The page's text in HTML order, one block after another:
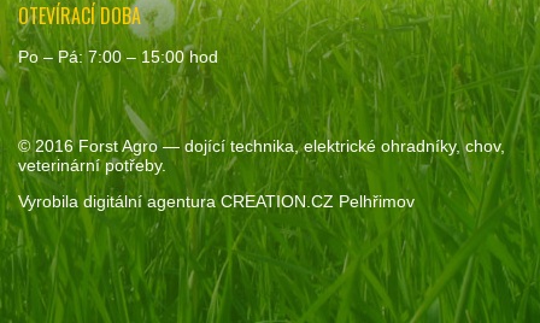
OTEVÍRACÍ DOBA
Po – Pá: 7:00 – 15:00 hod
© 2016Forst Agro— dojící technika, elektrické ohradníky, chov,
veterinární potřeby.
Vyrobila digitální agentura CREATION.CZ Pelhřimov